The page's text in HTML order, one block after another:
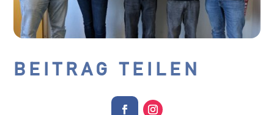
BEITRAG TEILEN